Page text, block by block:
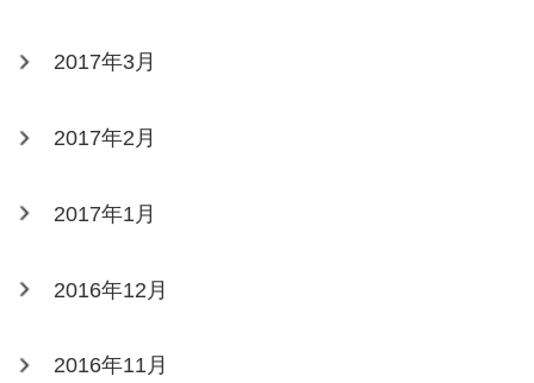
2017年3月
2017年2月
2017年1月
2016年12月
2016年11月